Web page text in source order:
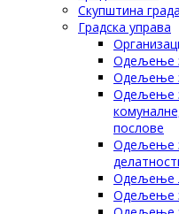
Скупштина града
Градска управа
Одељење
Одељење
Одељење
послове
Одељење
Одељење
Одељење